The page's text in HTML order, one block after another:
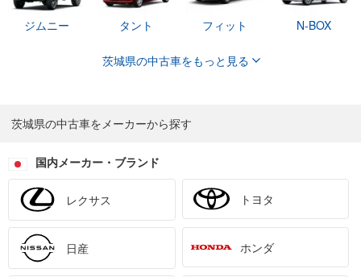
ジムニー タント フィット N-BOX
茨城県の中古車をもっと見る
茨城県の中古車をメーカーから探す
国内メーカー・ブランド
レクサス トヨタ
日産 ホンダ